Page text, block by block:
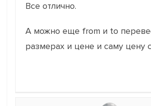
Все отлично.
А можно еще from и to
размерах и цене и саму цену